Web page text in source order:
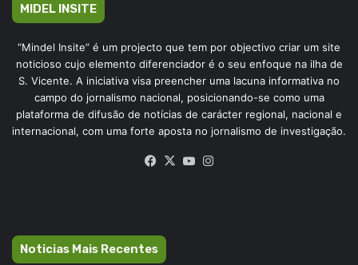
MIDEL INSITE
“Mindel Insite” é um projecto que tem por objectivo criar um site
noticioso cujo elemento diferenciador é o seu enfoque na ilha de
S. Vicente. A iniciativa visa preencher uma lacuna informativa no
campo do jornalismo nacional, posicionando-se como uma
plataforma de difusão de notícias de carácter regional, nacional e
internacional, com uma forte aposta no jornalismo de investigação.
Facebook
X YouTube
Noticias Mais Recentes